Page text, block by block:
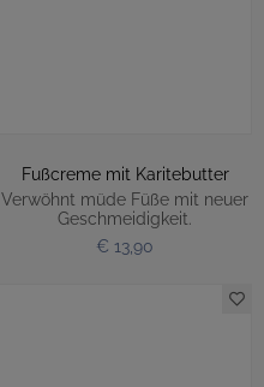
Fußcreme mit Karitebutter
Verwöhnt müde Füße mit neuer
Geschmeidigkeit.
€ 13,90